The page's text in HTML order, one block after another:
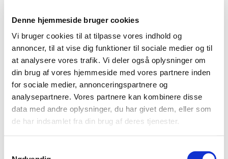
Denne hjemmeside bruger cookies
Vi bruger cookies til at tilpasse vores indhold og
annoncer, til at vise dig funktioner til sociale medier og til
at analysere vores trafik. Vi deler også oplysninger om
din brug af vores hjemmeside med vores partnere inden
for sociale medier, annonceringspartnere og
analysepartnere. Vores partnere kan kombinere disse
data med andre oplysninger, du har givet dem, eller som
de har indsamlet fra din brug af deres tjenester.
New Wall 1
60x80 cm, akryl på lærred